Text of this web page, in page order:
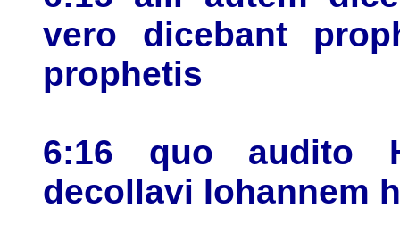
vero dicebant
prophetis
6:16 quo audito
decollavi Iohannem